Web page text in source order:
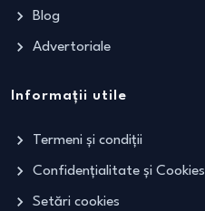
Blog
Advertoriale
Informații utile
Termeni și condiții
Confidențialitate și Cookies
Setări cookies